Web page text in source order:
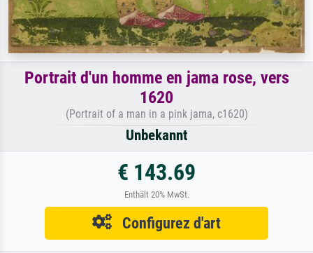
Portrait d'un homme en jama rose, vers
1620
(Portrait of a man in a pink jama, c1620)
Unbekannt
€ 143.69
Enthält 20% MwSt.
Configurez d'art